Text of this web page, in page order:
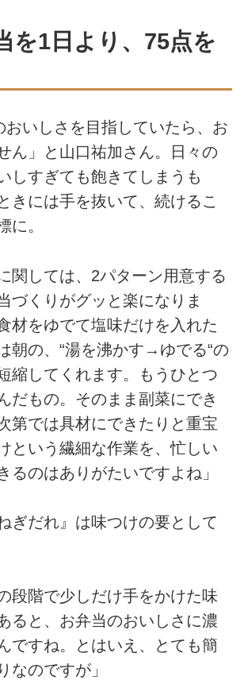
を1日より、75点を
おいしさを目指していたら、お
ん」と山口祐加さん。日々の
しすぎても飽きてしまうも
きには手を抜いて、続けるこ
に。
関しては、2パターン用意する
づくりがグッと楽になりま
材をゆでて塩味だけを入れた
朝の、“湯を沸かす→ゆでる“の
縮してくれます。もうひとつ
だもの。そのまま副菜にでき
第では具材にできたりと重宝
という繊細な作業を、忙しい
るのはありがたいですよね」
ぎだれ』は味つけの要として
段階で少しだけ手をかけた味
ると、お弁当のおいしさに濃
ですね。とはいえ、とても簡
なのですが」